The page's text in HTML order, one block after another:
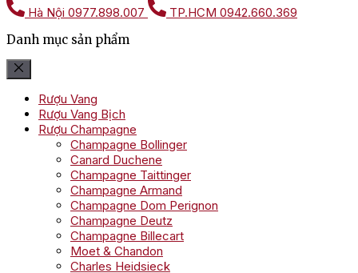
Hà Nội 0977.898.007 TP.HCM 0942.660.369
Danh mục sản phẩm
Rượu Vang
Rượu Vang Bịch
Rượu Champagne
Champagne Bollinger
Canard Duchene
Champagne Taittinger
Champagne Armand
Champagne Dom Perignon
Champagne Deutz
Champagne Billecart
Moet & Chandon
Charles Heidsieck